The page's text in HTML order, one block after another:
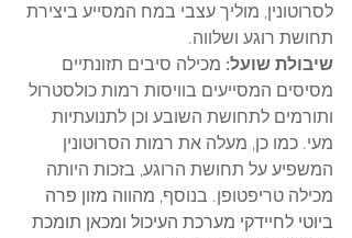
לסרוטונין, מוליך עצבי במח המסייע ביצירת
תחושת רוגע ושלווה.
שיבולת שועל: מכילה סיבים תזונתיים
מסיסים המסייעים בוויסות רמות כולסטרול
ותורמים לתחושת השובע וכן לתנועתיות
מעי. כמו כן, מעלה את רמות הסרוטונין
המשפיע על תחושת הרוגע, בזכות היותה
מכילה טריפטופן. בנוסף, מהווה מזון פרה
ביוטי לחיידקי מערכת העיכול ומכאן תומכת